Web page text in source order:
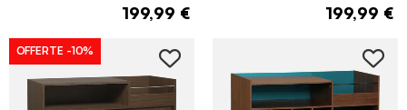
199,99 € 199,99 €
OFFERTE -10%